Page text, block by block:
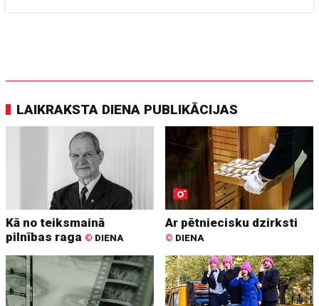
LAIKRAKSTA DIENA PUBLIKĀCIJAS
Kā no teiksmainā
pilnības raga © DIENA
Ar pētniecisku dzirksti
© DIENA